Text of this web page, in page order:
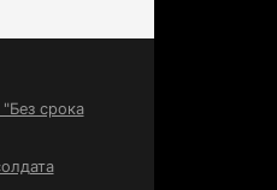
срока